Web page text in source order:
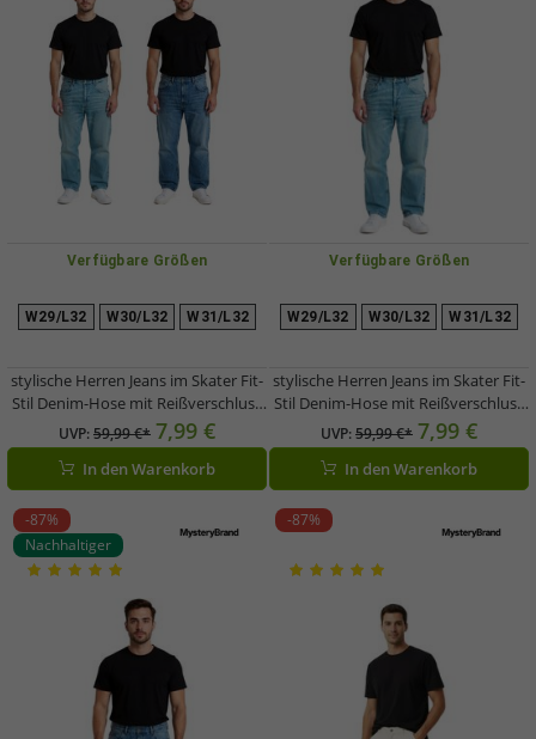
Verfügbare Größen
W29/L32 W30/L32 W31/L32
stylische Herren Jeans im Skater Fit-
Stil Denim-Hose mit Reißverschluss
BR-11000 Dunkel-Blau oder Hellblau
UVP:59,99 €* 7,99 €
In den Warenkorb
Verfügbare Größen
W29/L32 W30/L32 W31/L32
stylische Herren Jeans im Skater Fit-
Stil Denim-Hose mit Reißverschluss
BR-11000-1700 Hell-Blau
UVP:59,99 €* 7,99 €
In den Warenkorb
-87%
Nachhaltiger
-87%